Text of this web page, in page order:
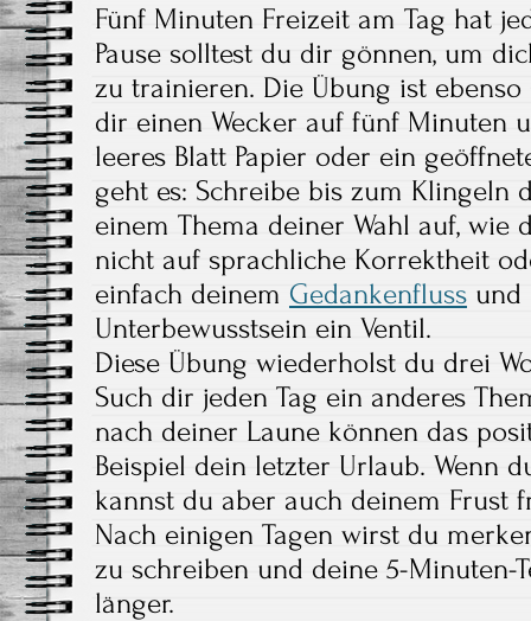
Fünf Minuten Freizeit am Tag hat
Pause solltest du dir gönnen, um
zu trainieren. Die Übung ist
dir einen Wecker auf fünf Minuten
leeres Blatt Papier oder ein
geht es: Schreibe bis zum Klingeln
einem Thema deiner Wahl auf, wie
nicht auf sprachliche Korrektheit
einfach deinem Gedankenfluss und
Unterbewusstsein ein Ventil.
Diese Übung wiederholst du drei
Such dir jeden Tag ein anderes
nach deiner Laune können das
Beispiel dein letzter Urlaub. Wenn
kannst du aber auch deinem Frust
Nach einigen Tagen wirst du
zu schreiben und deine 5-Minuten-
länger.